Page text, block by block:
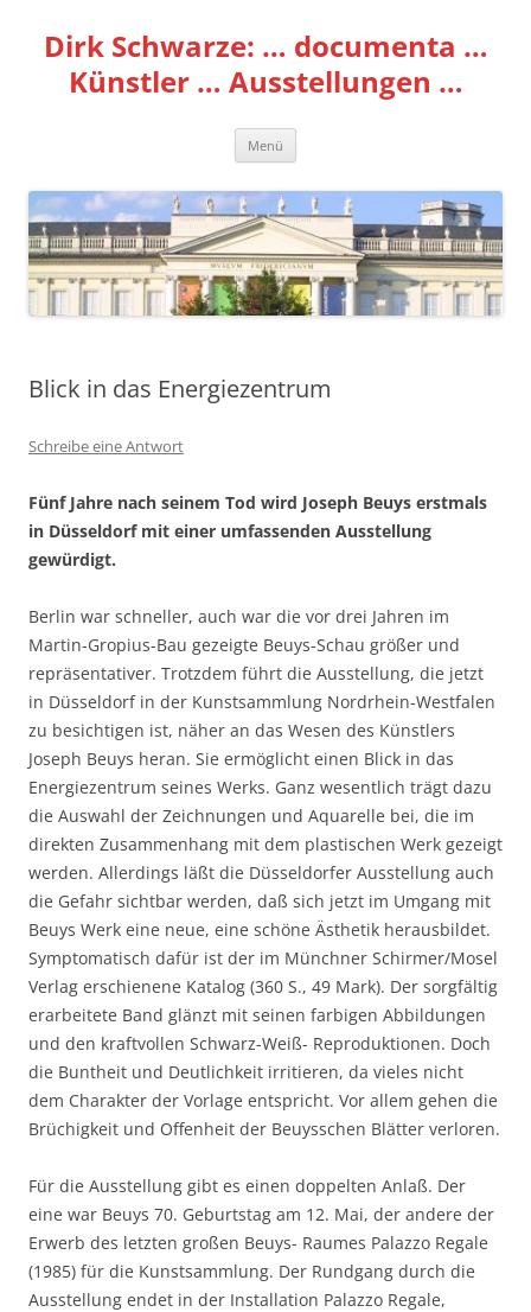
springen
Dirk Schwarze: … documenta …
Künstler … Ausstellungen …
Menü
Blick in das Energiezentrum
Schreibe eine Antwort
Fünf Jahre nach seinem Tod wird Joseph Beuys erstmals
in Düsseldorf mit einer umfassenden Ausstellung
gewürdigt.
Berlin war schneller, auch war die vor drei Jahren im
Martin-Gropius-Bau gezeigte Beuys-Schau größer und
repräsentativer. Trotzdem führt die Ausstellung, die jetzt
in Düsseldorf in der Kunstsammlung Nordrhein-Westfalen
zu besichtigen ist, näher an das Wesen des Künstlers
Joseph Beuys heran. Sie ermöglicht einen Blick in das
Energiezentrum seines Werks. Ganz wesentlich trägt dazu
die Auswahl der Zeichnungen und Aquarelle bei, die im
direkten Zusammenhang mit dem plastischen Werk gezeigt
werden. Allerdings läßt die Düsseldorfer Ausstellung auch
die Gefahr sichtbar werden, daß sich jetzt im Umgang mit
Beuys Werk eine neue, eine schöne Ästhetik herausbildet.
Symptomatisch dafür ist der im Münchner Schirmer/Mosel
Verlag erschienene Katalog (360 S., 49 Mark). Der sorgfältig
erarbeitete Band glänzt mit seinen farbigen Abbildungen
und den kraftvollen Schwarz-Weiß- Reproduktionen. Doch
die Buntheit und Deutlichkeit irritieren, da vieles nicht
dem Charakter der Vorlage entspricht. Vor allem gehen die
Brüchigkeit und Offenheit der Beuysschen Blätter verloren.
Für die Ausstellung gibt es einen doppelten Anlaß. Der
eine war Beuys 70. Geburtstag am 12. Mai, der andere der
Erwerb des letzten großen Beuys- Raumes Palazzo Regale
(1985) für die Kunstsammlung. Der Rundgang durch die
Ausstellung endet in der Installation Palazzo Regale,